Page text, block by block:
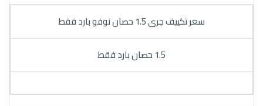
سعر تكييف جرى 1.5 حصان نوفو بارد فقط
1.5 حصان بارد فقط